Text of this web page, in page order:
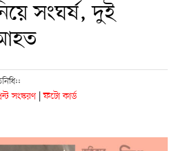
সংঘর্ষ, দুই
সংস্করণ | ফটো কার্ড